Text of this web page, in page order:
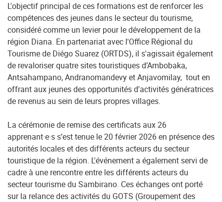
L'objectif principal de ces formations est de renforcer les
compétences des jeunes dans le secteur du tourisme,
considéré comme un levier pour le développement de la
région Diana. En partenariat avec l'Office Régional du
Tourisme de Diégo Suarez (ORTDS), il s'agissait également
de revaloriser quatre sites touristiques d’Ambobaka,
Antsahampano, Andranomandevy et Anjavomilay, tout en
offrant aux jeunes des opportunités d'activités génératrices
de revenus au sein de leurs propres villages.
La cérémonie de remise des certificats aux 26
apprenant·e·s s’est tenue le 20 février 2026 en présence des
autorités locales et des différents acteurs du secteur
touristique de la région. L'événement a également servi de
cadre à une rencontre entre les différents acteurs du
secteur tourisme du Sambirano. Ces échanges ont porté
sur la relance des activités du GOTS (Groupement des